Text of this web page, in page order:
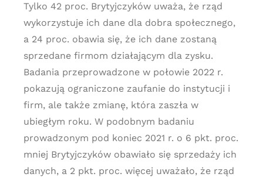
Tylko 42 proc. Brytyjczyków uważa, że rząd
wykorzystuje ich dane dla dobra społecznego,
a 24 proc. obawia się, że ich dane zostaną
sprzedane firmom działającym dla zysku.
Badania przeprowadzone w połowie 2022 r.
pokazują ograniczone zaufanie do instytucji i
firm, ale także zmianę, która zaszła w
ubiegłym roku. W podobnym badaniu
prowadzonym pod koniec 2021 r. o 6 pkt. proc.
mniej Brytyjczyków obawiało się sprzedaży ich
danych, a 2 pkt. proc. więcej uważało, że rząd